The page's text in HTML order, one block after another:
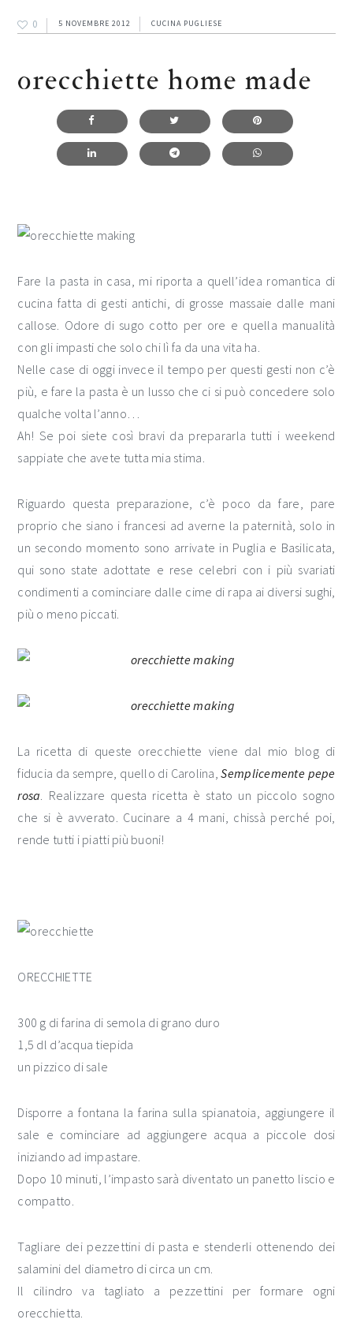
0 5 NOVEMBRE 2012 CUCINA PUGLIESE
orecchiette home made
Fare la pasta in casa, mi riporta a quell’idea romantica di
cucina fatta di gesti antichi, di grosse massaie dalle mani
callose. Odore di sugo cotto per ore e quella manualità
con gli impasti che solo chi lì fa da una vita ha.
Nelle case di oggi invece il tempo per questi gesti non c’è
più, e fare la pasta è un lusso che ci si può concedere solo
qualche volta l’anno…
Ah! Se poi siete così bravi da prepararla tutti i weekend
sappiate che avete tutta mia stima.
Riguardo questa preparazione, c’è poco da fare, pare
proprio che siano i francesi ad averne la paternità, solo in
un secondo momento sono arrivate in Puglia e Basilicata,
qui sono state adottate e rese celebri con i più svariati
condimenti a cominciare dalle cime di rapa ai diversi sughi,
più o meno piccati.
La ricetta di queste orecchiette viene dal mio blog di
fiducia da sempre, quello di Carolina,Semplicemente pepe
rosa. Realizzare questa ricetta è stato un piccolo sogno
che si è avverato. Cucinare a 4 mani, chissà perché poi,
rende tutti i piatti più buoni!
ORECCHIETTE
300 g di farina di semola di grano duro
1,5 dl d’acqua tiepida
un pizzico di sale
Disporre a fontana la farina sulla spianatoia, aggiungere il
sale e cominciare ad aggiungere acqua a piccole dosi
iniziando ad impastare.
Dopo 10 minuti, l’impasto sarà diventato un panetto liscio e
compatto.
Tagliare dei pezzettini di pasta e stenderli ottenendo dei
salamini del diametro di circa un cm.
Il cilindro va tagliato a pezzettini per formare ogni
orecchietta.